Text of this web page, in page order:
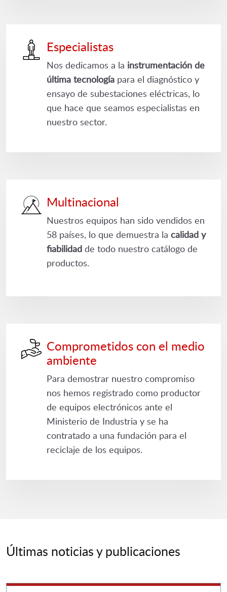
Especialistas
Nos dedicamos a la instrumentación de
última tecnología para el diagnóstico y
ensayo de subestaciones eléctricas, lo
que hace que seamos especialistas en
nuestro sector.
Multinacional
Nuestros equipos han sido vendidos en
58 países, lo que demuestra la calidad y
fiabilidad de todo nuestro catálogo de
productos.
Comprometidos con el medio
ambiente
Para demostrar nuestro compromiso
nos hemos registrado como productor
de equipos electrónicos ante el
Ministerio de Industria y se ha
contratado a una fundación para el
reciclaje de los equipos.
Últimas noticias y publicaciones